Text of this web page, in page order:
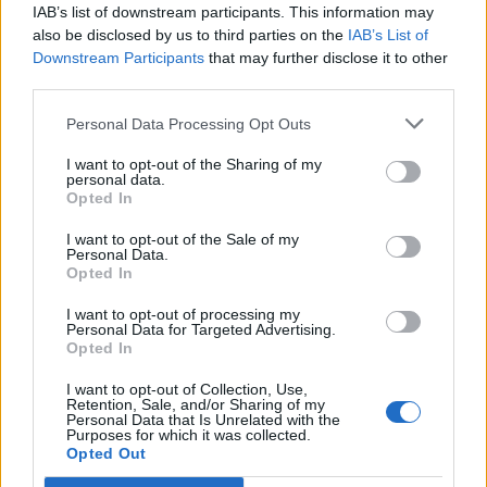
IAB’s list of downstream participants. This information may
also be disclosed by us to third parties on the IAB’s List of
Downstream Participants that may further disclose it to other
Personal Data Processing Opt Outs
I want to opt-out of the Sharing of my
personal data.
Opted In
I want to opt-out of the Sale of my
Personal Data.
Opted In
I want to opt-out of processing my
Personal Data for Targeted Advertising.
Opted In
I want to opt-out of Collection, Use,
Retention, Sale, and/or Sharing of my
Personal Data that Is Unrelated with the
Purposes for which it was collected.
Opted Out
ΠΟΛΙΤΙΚΗ 25.05.2026 19:45
ΧΡΥΣΑ ΜΑΚΡΗ
Συμβούλιο Εξωτερικής Πολιτικής:
Ελληνοτουρκικά και "Γαλάζια Πατρίδα"
στο επίκεντρο των ερωτημάτων - Ο
καθησυχασμός Γεραπετρίτη και η
στρατηγική της Αθήνας για την ένταξη
Εγγραφή στο newsletter
Αποδέχομαι τους
και την πολιτική απορρήτου
X